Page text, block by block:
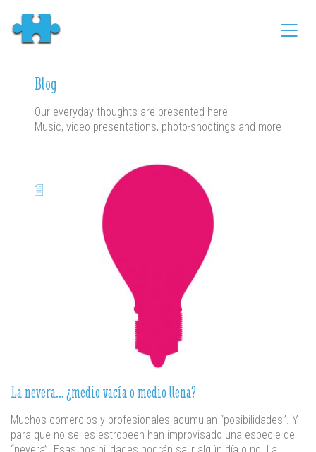
Blog
Our everyday thoughts are presented here
Music, video presentations, photo-shootings and more
La nevera… ¿medio vacía o medio llena?
Muchos comercios y profesionales acumulan “posibilidades”. Y
para que no se les estropeen han improvisado una especie de